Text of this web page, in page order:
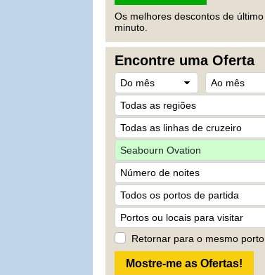
Os melhores descontos de último
minuto.
Encontre uma Oferta
Retornar para o mesmo porto